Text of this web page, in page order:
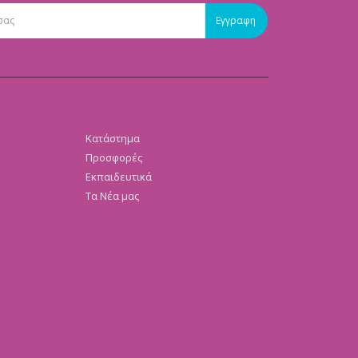
Κατάστημα
Προσφορές
Εκπαιδευτικά
Τα Νέα μας